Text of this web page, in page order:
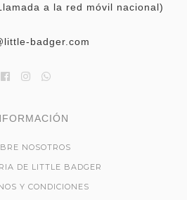
a la red móvil nacional)
badger.com
NOSOTROS
DE LITTLE BADGER
Y CONDICIONES